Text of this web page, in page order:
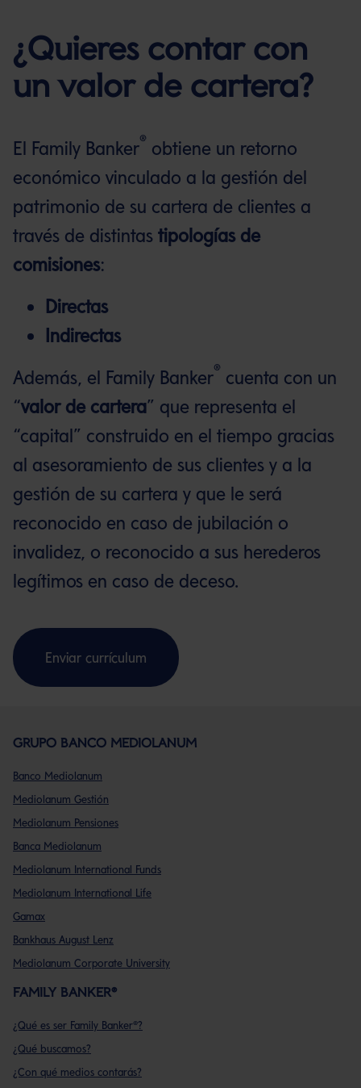
¿Quieres contar con
un valor de cartera?
El Family Banker® obtiene un retorno
económico vinculado a la gestión del
patrimonio de su cartera de clientes a
través de distintas tipologías de
comisiones:
Directas
Indirectas
Además, el Family Banker® cuenta con un
“valor de cartera” que representa el
“capital” construido en el tiempo gracias
al asesoramiento de sus clientes y a la
gestión de su cartera y que le será
reconocido en caso de jubilación o
invalidez, o reconocido a sus herederos
legítimos en caso de deceso.
Enviar currículum
GRUPO BANCO MEDIOLANUM
Banco Mediolanum
Mediolanum Gestión
Mediolanum Pensiones
Banca Mediolanum
Mediolanum International Funds
Mediolanum International Life
Gamax
Bankhaus August Lenz
Mediolanum Corporate University
FAMILY BANKER®
¿Qué es ser Family Banker®?
¿Qué buscamos?
¿Con qué medios contarás?